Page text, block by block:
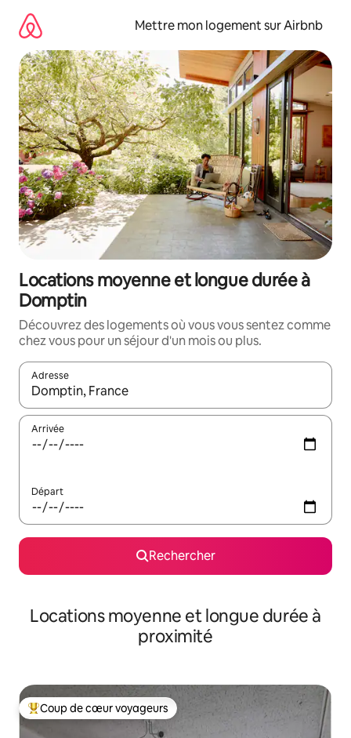
directement
contenu
Mettre mon logement sur Airbnb
Locations moyenne et longue durée à
Domptin
Découvrez des logements où vous vous sentez comme
chez vous pour un séjour d'un mois ou plus.
Adresse
Lorsque les résultats s'affichent, utilisez les flèches vers le
Arrivée
Départ
Rechercher
Locations moyenne et longue durée à
proximité
Coups de cœur voyageurs les plus appréciés
Coup de cœur voyageurs